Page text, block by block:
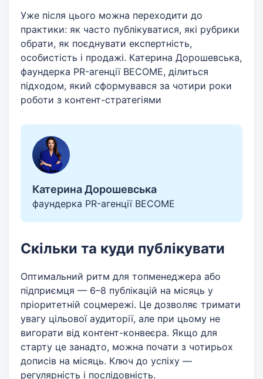
Уже після цього можна переходити до
практики: як часто публікуватися, які рубрики
обрати, як поєднувати експертність,
особистість і продажі. Катерина Дорошевська,
фаундерка PR-агенції BECOME, ділиться
підходом, який сформувався за чотири роки
роботи з контент-стратегіями
Катерина Дорошевська
фаундерка PR-агенції BECOME
Скільки та куди публікувати
Оптимальний ритм для топменеджера або
підприємця — 6–8 публікацій на місяць у
пріоритетній соцмережі. Це дозволяє тримати
увагу цільової аудиторії, але при цьому не
вигорати від контент-конвеєра. Якщо для
старту це занадто, можна почати з чотирьох
дописів на місяць. Ключ до успіху —
регулярність і послідовність.